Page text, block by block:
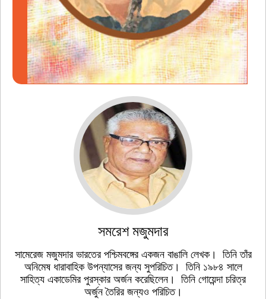
সমরেশ মজুমদার
সামেরেজ মজুমদার ভারতের পশ্চিমবঙ্গের একজন বাঙালি লেখক। তিনি তাঁর
অনিমেষ ধারাবাহিক উপন্যাসের জন্য সুপরিচিত। তিনি ১৯৮৪ সালে
সাহিত্য একাডেমির পুরস্কার অর্জন করেছিলেন। তিনি গোয়েন্দা চরিত্র
অর্জুন তৈরির জন্যও পরিচিত।